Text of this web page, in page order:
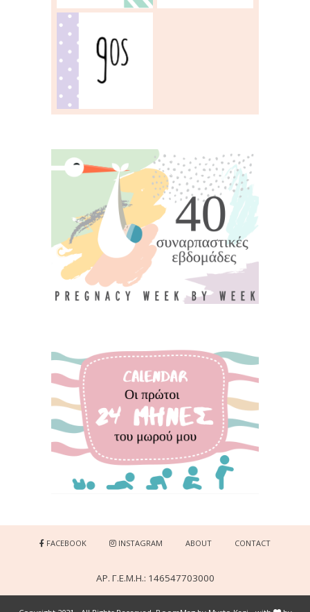
FACEBOOK INSTAGRAM ABOUT CONTACT
ΑΡ. Γ.Ε.Μ.Η.: 146547703000